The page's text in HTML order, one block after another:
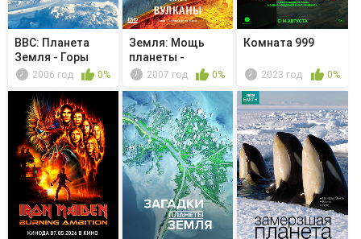
BBC: Планета
Земля - Горы
2006 год 0%
Земля: Мощь
планеты -
Атмосфера
2007 год 0%
Комната 999
2023 год 0%